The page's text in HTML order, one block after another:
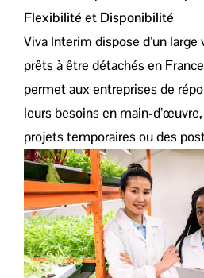
Flexibilité et Disponibilité
Viva Interim dispose d’un
prêts à être détachés en
permet aux entreprises de
leurs besoins en main-
projets temporaires ou des